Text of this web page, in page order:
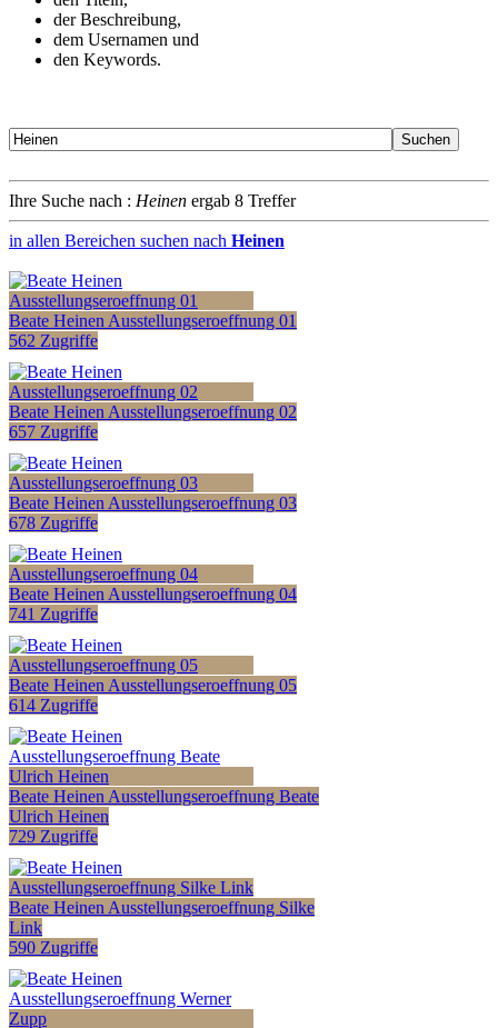
der Beschreibung,
dem Usernamen und
den Keywords.
Ihre Suche nach : Heinen ergab 8 Treffer
in allen Bereichen suchen nach Heinen
Beate Heinen Ausstellungseroeffnung 01
562 Zugriffe
Beate Heinen Ausstellungseroeffnung 02
657 Zugriffe
Beate Heinen Ausstellungseroeffnung 03
678 Zugriffe
Beate Heinen Ausstellungseroeffnung 04
741 Zugriffe
Beate Heinen Ausstellungseroeffnung 05
614 Zugriffe
Beate Heinen Ausstellungseroeffnung Beate
Ulrich Heinen
729 Zugriffe
Beate Heinen Ausstellungseroeffnung Silke
Link
590 Zugriffe